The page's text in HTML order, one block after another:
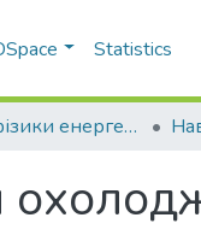
Statistics
Кафедра фізики енергетичних систем (ФЕС)